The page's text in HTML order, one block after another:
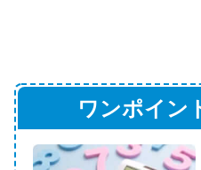
ワンポイン